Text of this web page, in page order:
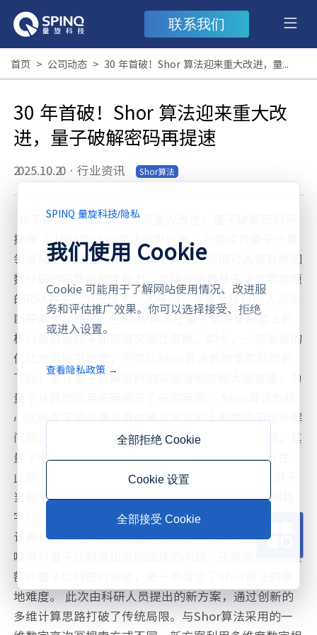
联系我们
首页 > 公司动态 > 30 年首破！Shor 算法迎来重大改进，量子破解密码再提速
30 年首破！Shor 算法迎来重大改
进，量子破解密码再提速
2025.10.20 · 行业资讯 Shor算法
30年首破！Shor算法迎来重大改进，量子破解密码再
提速 自1994年Shor算法问世以来，它便成为量子计算
领域颠覆传统密码体系的核心力量，凭借对大整数质因
数分解的指数级加速能力，直接威胁着基于该数学难题
的RSA等主流加密技术。30年间，尽管全球科研人员不
断探索优化路径，但Shor算法在量子电路复杂度上的
核心瓶颈始终未能取得突破性进展。如今，一项全新的
优化方案横空出世，不仅让
飞跃，更让量子破解密码的实际落地进程大幅提速，为
量子计算的应用拓展掀开了新的篇章。 Shor算法的核
心优势在于将经典计算中难以攻克的大整数质因数分解
问题，转化为量子计算可高效解决的周期寻找问题，其
量子电路的门数量需求直接决定了算法的实际可行性。
此前，分解n位长的数字需要n²个门的量子电路，对于
当前主流的2048比特RSA加密（相当于617位十进制数
字），则需要至少400万个量子门的支持，而现有量子
计算机的规模和稳定性远未达到这一要求。同时，环境
噪声对量子比特叠加态的破坏的问题，还需要通过大量
额外量子比特进行纠错，进一步增加了
地难度。 此次由科研人员提出的新方案，通过创新的
多维计算思路打破了传统局限。与Shor算法采用的一
SPINQ 量旋科技/隐私
我们使用 Cookie
Cookie 可能用于了解网站使用情况、改进服
务和评估推广效果。你可以选择接受、拒绝
或进入设置。
查看隐私政策 →
全部拒绝 Cookie
Cookie 设置
全部接受 Cookie